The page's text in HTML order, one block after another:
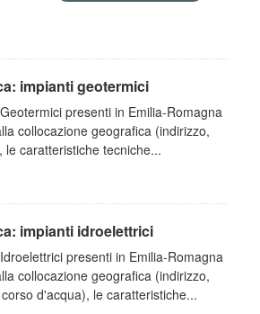
impianti geotermici
presenti in Emilia-Romagna
collocazione geografica (indirizzo,
le caratteristiche tecniche...
impianti idroelettrici
presenti in Emilia-Romagna
collocazione geografica (indirizzo,
d'acqua), le caratteristiche...